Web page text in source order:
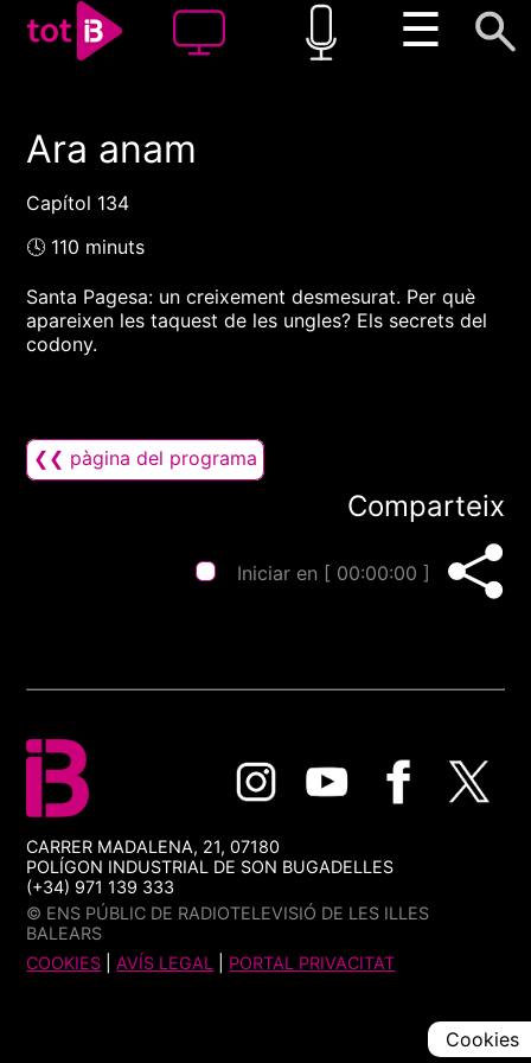
☰
00:00 00:00
Ara anam
Capítol 134
🕓 110 minuts
Santa Pagesa: un creixement desmesurat. Per què
apareixen les taquest de les ungles? Els secrets del
codony.
❮❮ pàgina del programa
Comparteix
Iniciar en [ 00:00:00 ]
CARRER MADALENA, 21, 07180
POLÍGON INDUSTRIAL DE SON BUGADELLES
(+34) 971 139 333
© ENS PÚBLIC DE RADIOTELEVISIÓ DE LES ILLES
BALEARS
COOKIES |AVÍS LEGAL PORTAL PRIVACITAT
Cookies